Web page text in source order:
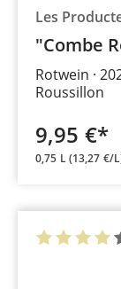
Les
"Combe
Rotwein
Roussillon
9,95 €*
0,75 L(13,27 €/